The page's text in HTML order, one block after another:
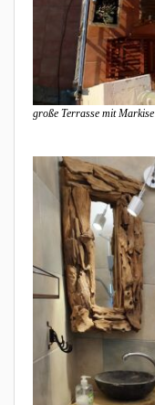
große Terrasse mit Markise